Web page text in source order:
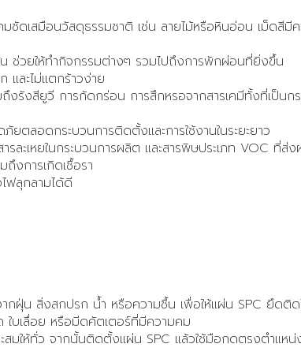
ชัดเสมือนวัสดุธรรมชาติ เช่น ลายไม้หรือหินอ่อน เม็ดสีมี
ช่วยให้ทำกิจกรรมต่างๆ รวมไปถึงการพักผ่อนที่ยิ่งขึ้น
และไม่แตกร้าวง่าย
งรังสียูวี การกัดกร่อน การสึกหรอจากสารเคมีทั้งที่เป็นก
ลอดกระบวนการติดตั้งและการใช้งานในระยะยาว
รละเหยในกระบวนการผลิต และสารพิษประเภท VOC ที่ส่
งการเกิดเชื้อรา
ฟลุกลามได้ดี
กฝุ่น สิ่งสกปรก น้ำ หรือความชื้น เพื่อให้แผ่น SPC ยึดติ
บเลื่อย หรือมีดคัตเตอร์ที่มีความคม
ให้ทั่ว จากนั้นติดตั้งแผ่น SPC แล้วใช้มือกดตรงตำแหน่